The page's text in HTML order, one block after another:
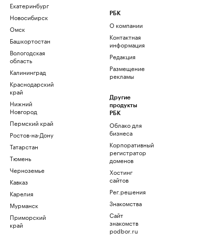
Екатеринбург
Новосибирск
Омск
Башкортостан
Вологодская
область
Калининград
Краснодарский
край
Нижний
Новгород
Пермский край
Ростов-на-Дону
Татарстан
Тюмень
Черноземье
Кавказ
Карелия
Мурманск
Приморский
край
РБК
О компании
Контактная
информация
Редакция
Размещение
рекламы
Другие
продукты
РБК
Облако для
бизнеса
Корпоративный
регистратор
доменов
Хостинг
сайтов
Рег.решения
Знакомства
Сайт
знакомств
podbor.ru